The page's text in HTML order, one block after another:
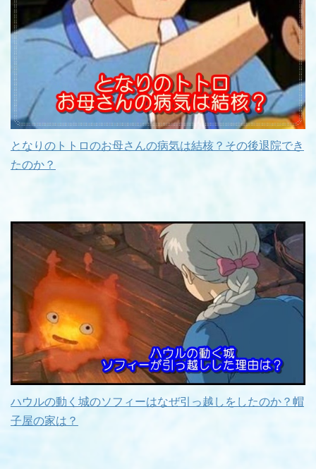
となりのトトロのお母さんの病気は結核？その後退院でき
たのか？
ハウルの動く城のソフィーはなぜ引っ越しをしたのか？帽
子屋の家は？